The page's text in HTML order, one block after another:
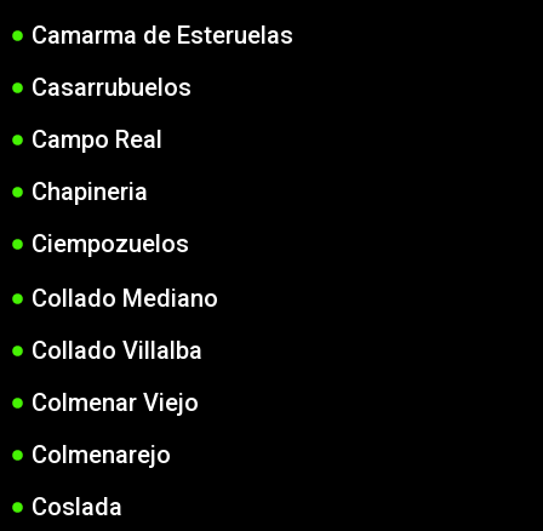
Camarma de Esteruelas
Casarrubuelos
Campo Real
Chapineria
Ciempozuelos
Collado Mediano
Collado Villalba
Colmenar Viejo
Colmenarejo
Coslada